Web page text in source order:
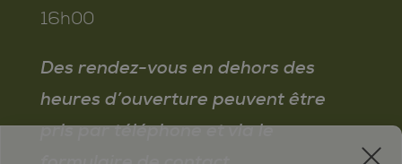
16h00
Des rendez-vous en dehors des
heures d’ouverture peuvent être
pris par téléphone et via le
x